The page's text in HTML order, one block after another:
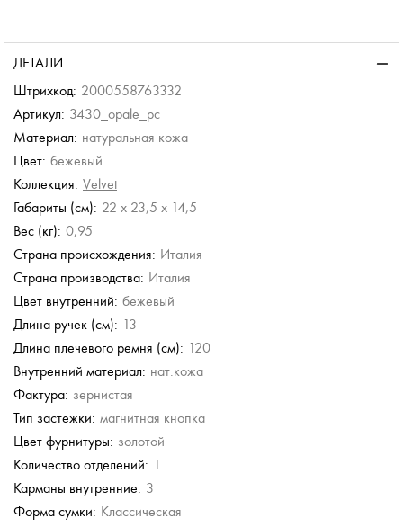
ДЕТАЛИ
Штрихкод: 2000558763332
Артикул: 3430_opale_pc
Материал: натуральная кожа
Цвет: бежевый
Коллекция: Velvet
Габариты (см): 22 x 23,5 x 14,5
Вес (кг): 0,95
Страна происхождения: Италия
Страна производства: Италия
Цвет внутренний: бежевый
Длина ручек (см): 13
Длина плечевого ремня (см): 120
Внутренний материал: нат.кожа
Фактура: зернистая
Тип застежки: магнитная кнопка
Цвет фурнитуры: золотой
Количество отделений: 1
Карманы внутренние: 3
Форма сумки: Классическая